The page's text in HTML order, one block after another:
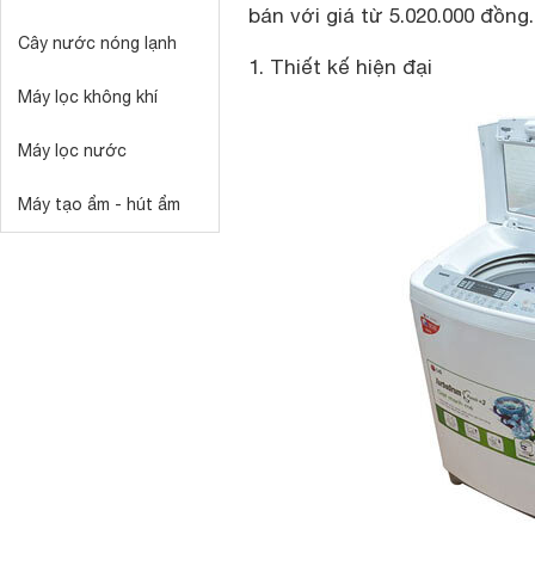
Cây nước nóng lạnh
Máy lọc không khí
Máy lọc nước
Máy tạo ẩm - hút ẩm
bán với giá từ 5.020.000 đồng.
1. Thiết kế hiện đại